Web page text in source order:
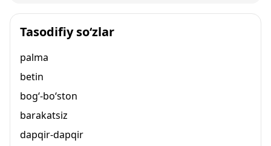
Tasodifiy so‘zlar
palma
betin
bog‘-bo‘ston
barakatsiz
dapqir-dapqir